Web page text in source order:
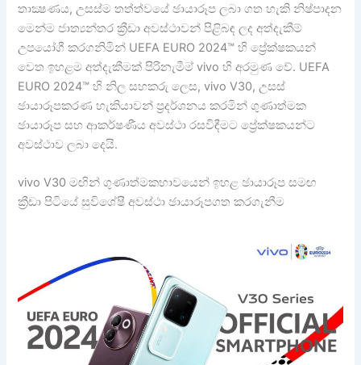
තාක්‍ෂණය, උසස්ම තත්ත්වයේ ඡායාරූප ලබා ගත හැකි නිෂ්පාදන
මෙන්ම ජාත්‍යන්තර ක්‍රීඩා අවස්ථාවන් පිළිබඳ ලද අත්දැකීම්
උපයෝගී කරගනිමින් UEFA EURO 2024™ හි ප්‍රේක්ෂකයන්
වෙත ඉහළම අත්දැකීමක් පිරිනැමීම‍් vivo හි අරමුණ වේ. UEFA
EURO 2024™ හි නිල සහකරු ලෙස, vivo V30, උසස්
ඡායාරූපකරණ හැකියාවන් ප්‍රදර්ශනය කරමින් ගුණාත්මක
ඡායාරූප සහ ආකර්ෂණීය අවස්ථා රසවිඳීමට ප්‍රේක්ෂකයන්ට
අවස්ථාව ලබා දෙයි.
vivo V30 මඟින් ගුණාත්මකභාවයෙන් ඉහළ ඡායාරූප සමඟ
ක්‍රීඩා පිටියේ සුවිශේෂී අවස්ථා ඡායාරූපගත කරගැනීම